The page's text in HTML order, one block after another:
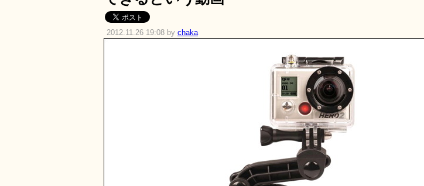
2012.11.26 19:08 by chaka